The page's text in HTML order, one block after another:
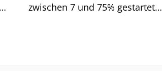
zwischen 7 und 75% gestartet.